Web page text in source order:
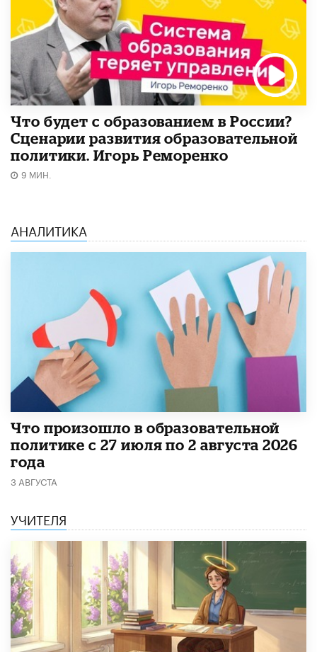
Что будет с образованием в России?
Сценарии развития образовательной
политики. Игорь Реморенко
9 МИН.
АНАЛИТИКА
​Что произошло в образовательной
политике с 27 июля по 2 августа 2026
года
3 АВГУСТА
УЧИТЕЛЯ